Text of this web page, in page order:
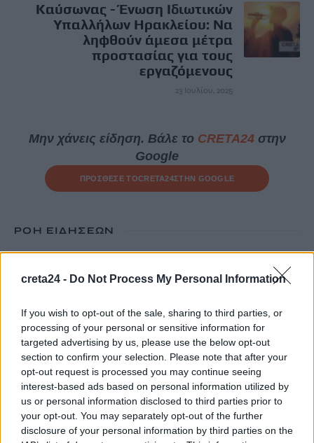
creta24 - Do Not Process My Personal Information
If you wish to opt-out of the sale, sharing to third parties, or
processing of your personal or sensitive information for
targeted advertising by us, please use the below opt-out
section to confirm your selection. Please note that after your
opt-out request is processed you may continue seeing
interest-based ads based on personal information utilized by
us or personal information disclosed to third parties prior to
your opt-out. You may separately opt-out of the further
disclosure of your personal information by third parties on the
Καύσωνας - Ένωση Ιδιωτικών
Υπαλλήλων Ηρακλείου: Να
ληφθούν άμεσα μέτρα
προστασίας για τους
εργαζόμενους
23 Ιουλίου, 2025
Μην χάνεις είδηση. Βάλε το CRETA24στην
Google
ΠΡΟΣΘΕΣΕ ΤΟCRETA24ΣΤΗΝ GOOGLE
ΡΟΗ ΕΙΔΗΣΕΩΝ
7 Αυγούστου, 2026
Ξεκινούν οι ετήσιες Καλοκαιρινές Εκθέσεις του Φεστιβάλ
Κινηματογράφου Χανίων
7 Αυγούστου, 2026
Ισπανία: Απολιθώματα αποκαλύπτουν ότι οι πρώτοι
Ευρωπαίοι ίσως ασκούσαν κανιβαλισμό
7 Αυγούστου, 2026